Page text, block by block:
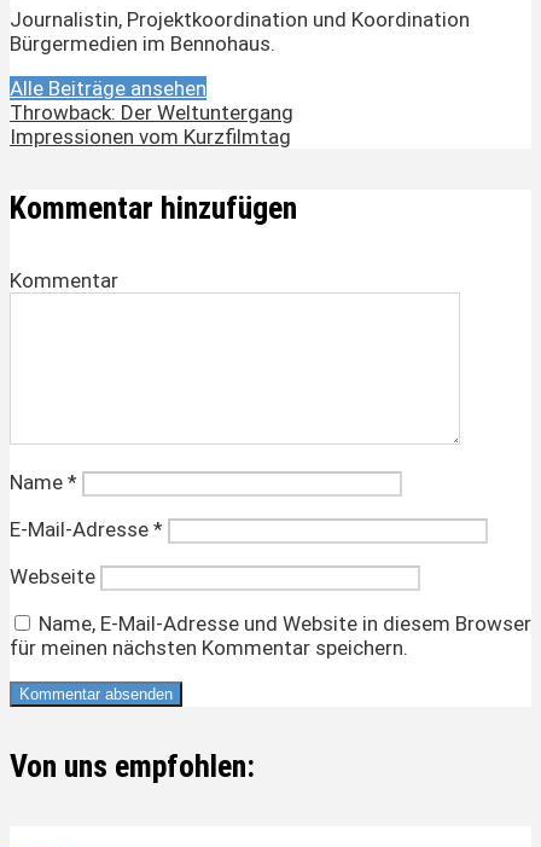
Journalistin, Projektkoordination und Koordination
Bürgermedien im Bennohaus.
Alle Beiträge ansehen
Throwback: Der Weltuntergang
Impressionen vom Kurzfilmtag
Kommentar hinzufügen
Kommentar
Name *
E-Mail-Adresse *
Webseite
Name, E-Mail-Adresse und Website in diesem Browser
für meinen nächsten Kommentar speichern.
Von uns empfohlen: